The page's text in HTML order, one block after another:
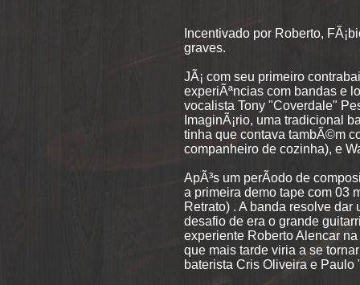
Incentivado por Roberto,
graves.
JÃ¡ com seu primeiro
experiÃªncias com bandas e
vocalista Tony "Coverdale"
ImaginÃ¡rio, uma tradicional
tinha que contava tambÃ©m
companheiro de cozinha), e
ApÃ³s um perÃ­odo de
a primeira demo tape com 03
Retrato) . A banda resolve
desafio de era o grande
experiente Roberto Alencar
que mais tarde viria a se
baterista Cris Oliveira e Paulo